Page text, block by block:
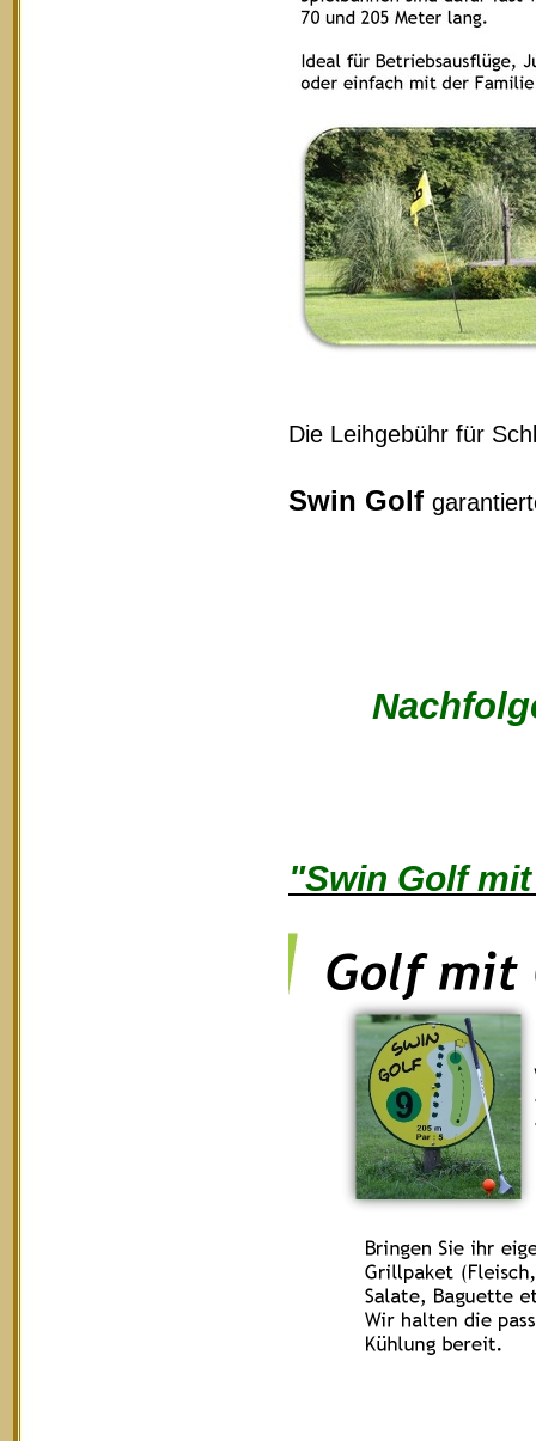
Die Leihgebühr für
Swin Golf
"Swin Golf